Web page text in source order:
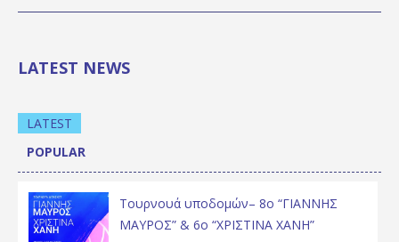
LATEST NEWS
LATEST
POPULAR
Τουρνουά υποδομών– 8ο “ΓΙΑΝΝΗΣ
ΜΑΥΡΟΣ” & 6ο “ΧΡΙΣΤΙΝΑ ΧΑΝΗ”